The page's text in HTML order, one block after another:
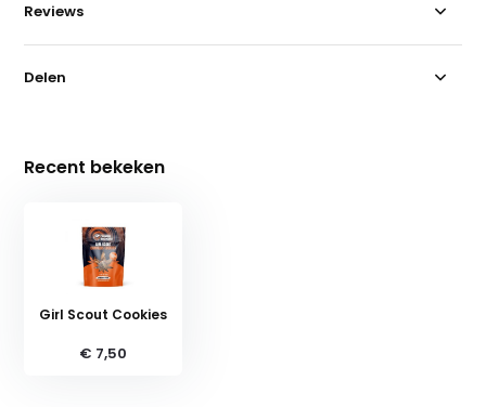
Reviews
Delen
Recent bekeken
Girl Scout Cookies
€ 7,50